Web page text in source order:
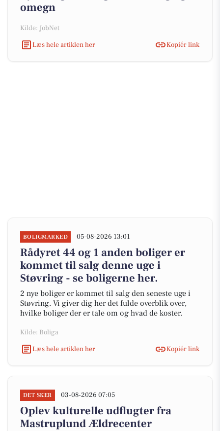
omegn
Kilde: JobNet
Læs hele artiklen her
Kopiér link
BOLIGMARKED 05-08-2026 13:01
Rådyret 44 og 1 anden boliger er
kommet til salg denne uge i
Støvring - se boligerne her.
2 nye boliger er kommet til salg den seneste uge i
Støvring. Vi giver dig her det fulde overblik over,
hvilke boliger der er tale om og hvad de koster.
Kilde: Boliga
Læs hele artiklen her
Kopiér link
DET SKER 03-08-2026 07:05
Oplev kulturelle udflugter fra
Mastruplund Ældrecenter